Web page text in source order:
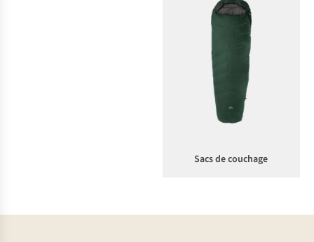
Sacs de couchage